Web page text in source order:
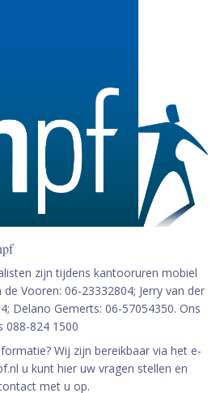
zijn tijdens kantooruren mobiel
Vooren: 06-23332804; Jerry van der
Delano Gemerts: 06-57054350. Ons
088-824 1500
Wij zijn bereikbaar via het e-
u kunt hier uw vragen stellen en
met u op.